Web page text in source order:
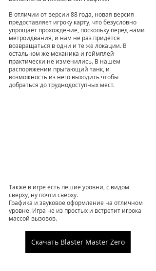
В отличии от версии 88 года, новая версия
предоставляет игроку карту, что безусловно
упрощает прохождение, поскольку перед нами
метроидвания, и нам не раз придётся
возвращаться в одни и те же локации. В
остальном же механика и геймплей
практически не изменились. В нашем
распоряжении прыгающий танк, и
возможность из него выходить чтобы
добраться до труднодоступных мест.
Также в игре есть пешие уровни, с видом
сверху, ну почти сверху.
Графика и звуковое оформление на отличном
уровне. Игра не из простых и встретит игрока
массой вызовов.
Скачать Blaster Master Zero